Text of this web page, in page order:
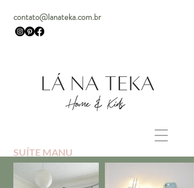
contato@lanateka.com.br
SUÍTE MANU